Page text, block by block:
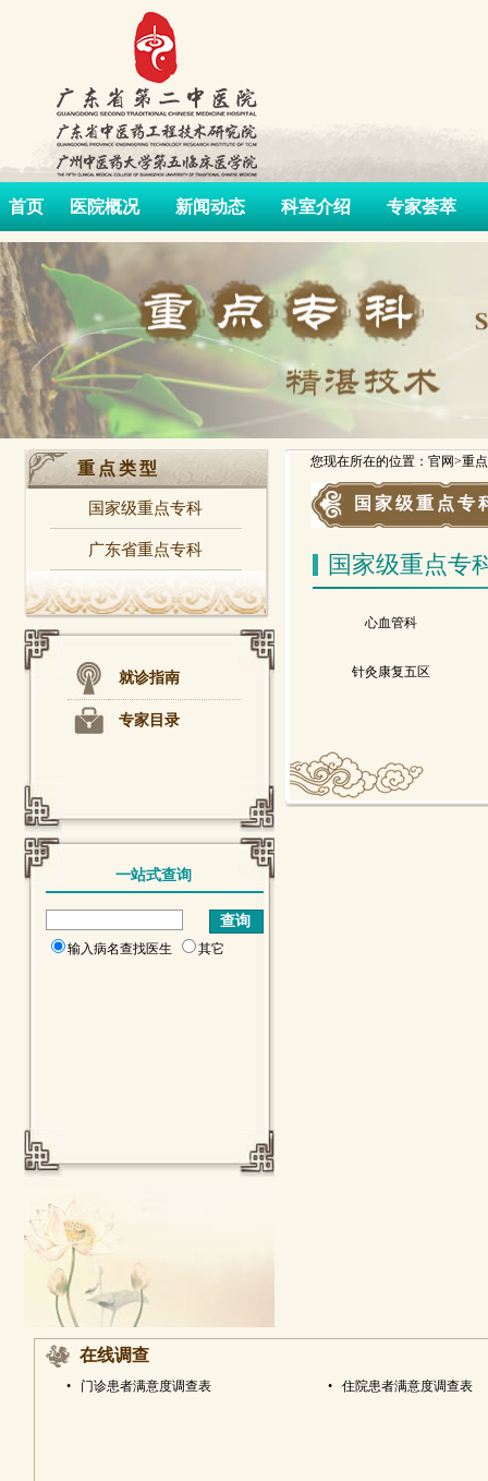
首页 医院概况 新闻动态 科室介绍 专家荟萃
重点类型
国家级重点专科
广东省重点专科
就诊指南
专家目录
一站式查询
输入病名查找医生 其它
您现在所在的位置：官网>重
国家级重点专
国家级重点专
心血管科
针灸康复五区
在线调查
• 门诊患者满意度调查表 • 住院患者满意度调查表